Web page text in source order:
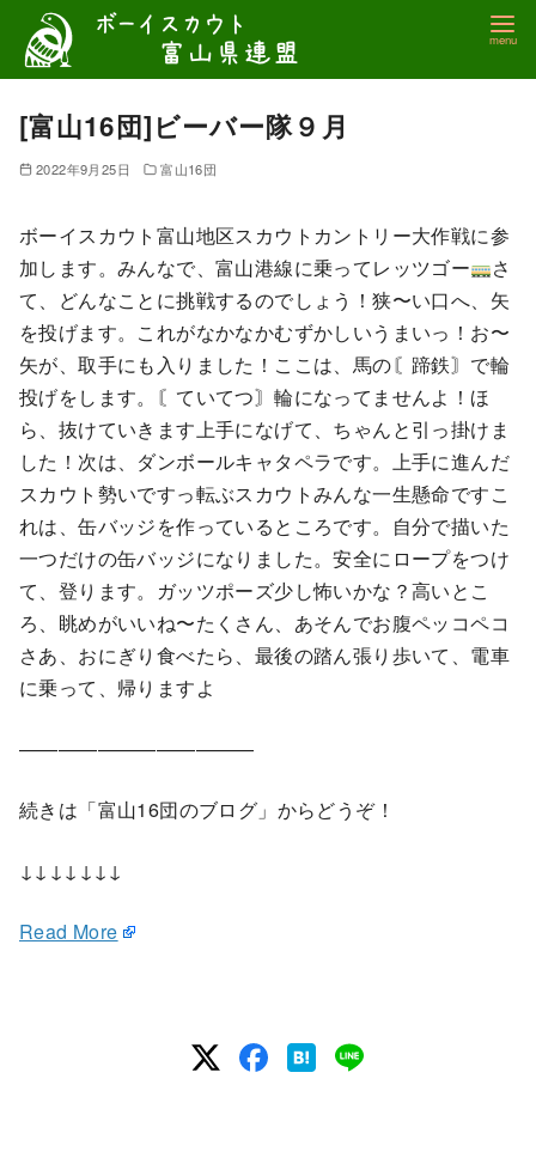
テ
[富山16団]ビーバー隊９月
2022年9月25日 富山16団
ボーイスカウト富山地区スカウトカントリー大作戦に参
加します。みんなで、富山港線に乗ってレッツゴー
さ
て、どんなことに挑戦するのでしょう！狭〜い口へ、矢
を投げます。これがなかなかむずかしいうまいっ！お〜
矢が、取手にも入りました！ここは、馬の〘蹄鉄〙で輪
投げをします。〘ていてつ〙輪になってませんよ！ほ
ら、抜けていきます上手になげて、ちゃんと引っ掛けま
した！次は、ダンボールキャタペラです。上手に進んだ
スカウト勢いですっ転ぶスカウトみんな一生懸命ですこ
れは、缶バッジを作っているところです。自分で描いた
一つだけの缶バッジになりました。安全にロープをつけ
て、登ります。ガッツポーズ少し怖いかな？高いとこ
ろ、眺めがいいね〜たくさん、あそんでお腹ペッコペコ
さあ、おにぎり食べたら、最後の踏ん張り歩いて、電車
に乗って、帰りますよ
————————————
続きは「富山16団のブログ」からどうぞ！
↓↓↓↓↓↓↓
Read More